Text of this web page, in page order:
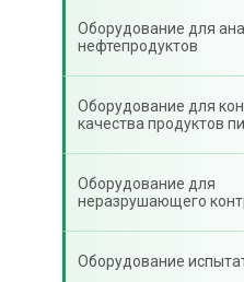
Оборудование для
нефтепродуктов
Оборудование для
качества продуктов
Оборудование для
неразрушающего
Оборудование